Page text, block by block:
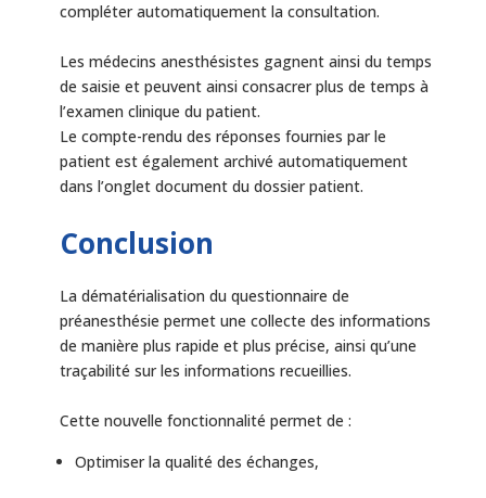
compléter automatiquement la consultation.
Les médecins anesthésistes gagnent ainsi du temps
de saisie et peuvent ainsi consacrer plus de temps à
l’examen clinique du patient.
Le compte-rendu des réponses fournies par le
patient est également archivé automatiquement
dans l’onglet document du dossier patient.
Conclusion
La dématérialisation du questionnaire de
préanesthésie permet une collecte des informations
de manière plus rapide et plus précise, ainsi qu’une
traçabilité sur les informations recueillies.
Cette nouvelle fonctionnalité permet de :
Optimiser la qualité des échanges,